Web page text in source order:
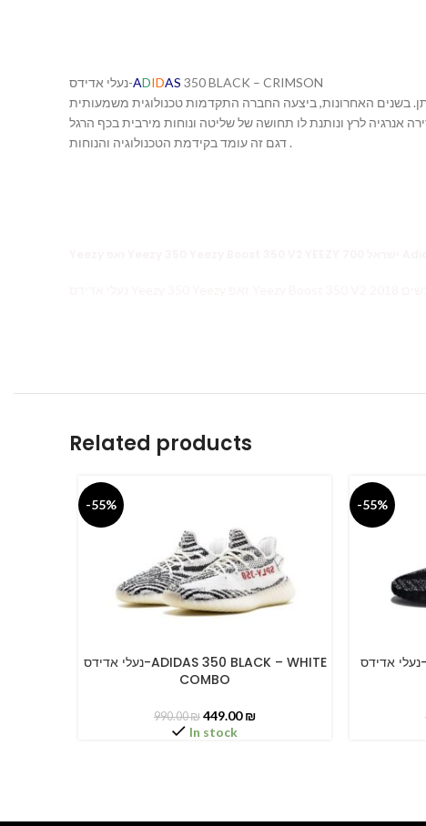
נעלי אדידס-ADIDAS 350 BLACK – CRIMSON
בשנים האחרונות, ביצעה החברה התקדמות טכנולוגית משמעותית
דגם זה עומד בקידמת הטכנולוגיה והנוחות .
Related products
-55%
SELECT OPTIONS
נעלי אדידס-ADIDAS 350 BLACK – WHITE
COMBO
990.00₪ 449.00₪
In stock
-55%
SELECT
נעלי אדידס-ADIDAS 350 DARK GRAY –